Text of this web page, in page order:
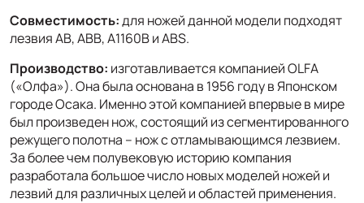
Совместимость:для ножей данной модели подходят
лезвия AB, ABB, A1160B и ABS.
Производство: изготавливается компанией OLFA
(«Олфа»). Она была основана в 1956 году в Японском
городе Осака. Именно этой компанией впервые в мире
был произведен нож, состоящий из сегментированного
режущего полотна – нож с отламывающимся лезвием.
За более чем полувековую историю компания
разработала большое число новых моделей ножей и
лезвий для различных целей и областей применения.